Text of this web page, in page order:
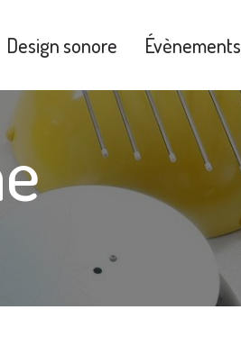
Design sonore Évènements